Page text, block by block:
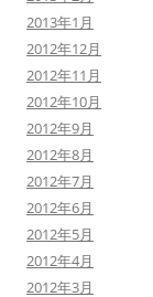
2013年1月
2012年12月
2012年11月
2012年10月
2012年9月
2012年8月
2012年7月
2012年6月
2012年5月
2012年4月
2012年3月